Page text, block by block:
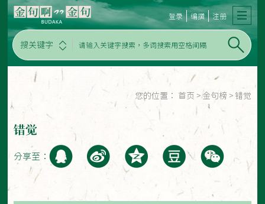
搜关键字
登录 编撰 注册
您的位置： 首页 > 金句榜 > 错觉
错觉
分享至：